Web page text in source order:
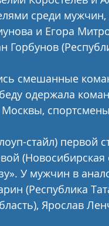
среди
и Егора
Горбунов
смешанные
одержала
Москвы,
стайл) первой
(Новосибирская
У мужчин в
(Республика
Ярослав